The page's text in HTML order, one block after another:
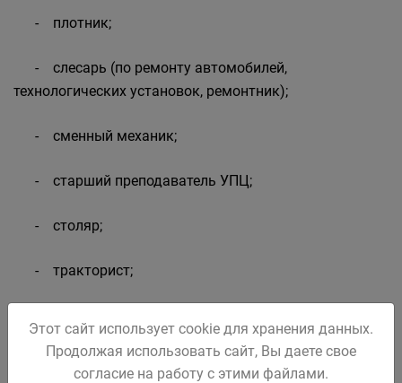
- плотник;
- слесарь (по ремонту автомобилей,
технологических установок, ремонтник);
- сменный механик;
- старший преподаватель УПЦ;
- столяр;
- тракторист;
- штукатур;
Этот сайт использует cookie для хранения данных.
Продолжая использовать сайт, Вы даете свое
согласие на работу с этими файлами.